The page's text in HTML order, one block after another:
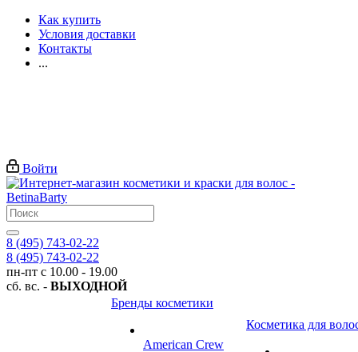
Как купить
Условия доставки
Контакты
...
Войти
8 (495) 743-02-22
8 (495) 743-02-22
пн-пт с 10.00 - 19.00
сб. вс. - ВЫХОДНОЙ
Бренды косметики
American Crew
Косметика для